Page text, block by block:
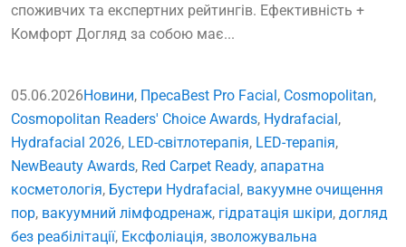
споживчих та експертних рейтингів. Ефективність +
Комфорт Догляд за собою має...
05.06.2026Новини, ПресаBest Pro Facial , Cosmopolitan,
Cosmopolitan Readers' Choice Awards, Hydrafacial ,
Hydrafacial 2026, LED-світлотерапія, LED-терапія,
NewBeauty Awards, Red Carpet Ready, апаратна
косметологія, Бустери Hydrafacial , вакуумне очищення
пор, вакуумний лімфодренаж, гідратація шкіри, догляд
без реабілітації, Ексфоліація, зволожувальна